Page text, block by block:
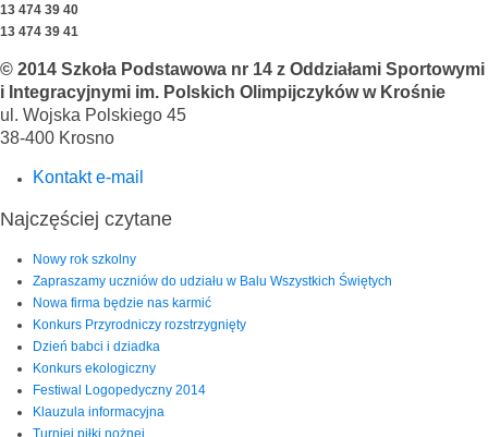
13 474 39 40
13 474 39 41
© 2014 Szkoła Podstawowa nr 14 z Oddziałami Sportowymi
i Integracyjnymi im. Polskich Olimpijczyków w Krośnie
ul. Wojska Polskiego 45
38-400 Krosno
Kontakt e-mail
Najczęściej czytane
Nowy rok szkolny
Zapraszamy uczniów do udziału w Balu Wszystkich Świętych
Nowa firma będzie nas karmić
Konkurs Przyrodniczy rozstrzygnięty
Dzień babci i dziadka
Konkurs ekologiczny
Festiwal Logopedyczny 2014
Klauzula informacyjna
Turniej piłki nożnej